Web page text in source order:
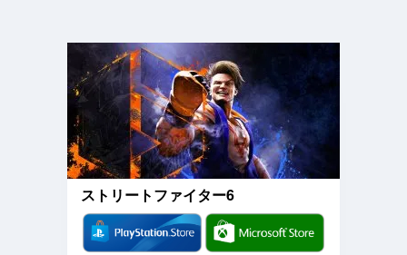
ストリートファイター6